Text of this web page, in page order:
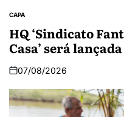
CAPA
HQ ‘Sindicato
Casa’ será
07/08/2026